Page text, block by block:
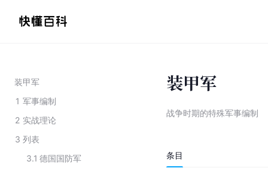
装甲军
1 军事编制
2 实战理论
3 列表
3.1 德国国防军
装甲军
战争时期的特殊军事编制
条目